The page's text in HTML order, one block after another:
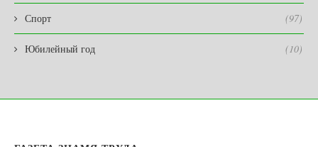
Спорт (97)
Юбилейный год (10)